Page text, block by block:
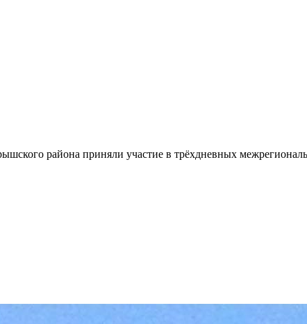
района приняли участие в трёхдневных